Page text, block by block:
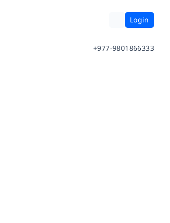
Login
+977-9801866333